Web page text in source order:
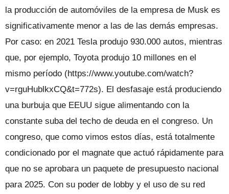
la producción de automóviles de la empresa de Musk es
significativamente menor a las de las demás empresas.
Por caso: en 2021 Tesla produjo 930.000 autos, mientras
que, por ejemplo, Toyota produjo 10 millones en el
mismo período (https://www.youtube.com/watch?
v=rguHublkxCQ&t=772s). El desfasaje está produciendo
una burbuja que EEUU sigue alimentando con la
constante suba del techo de deuda en el congreso. Un
congreso, que como vimos estos días, está totalmente
condicionado por el magnate que actuó rápidamente para
que no se aprobara un paquete de presupuesto nacional
para 2025. Con su poder de lobby y el uso de su red